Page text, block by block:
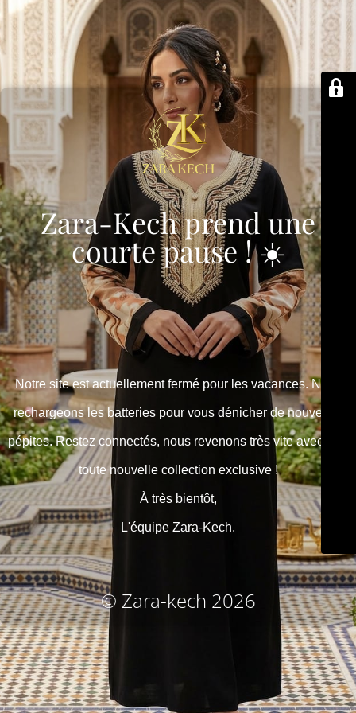
Zara-Kech prend une
courte pause ! ☀️
Notre site est actuellement fermé pour les vacances. Nous
rechargeons les batteries pour vous dénicher de nouvelles
pépites. Restez connectés, nous revenons très vite avec une
toute nouvelle collection exclusive !
À très bientôt,
L'équipe Zara-Kech.
© Zara-kech 2026